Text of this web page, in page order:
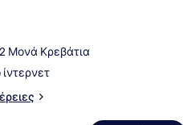
Μονά Κρεβάτια